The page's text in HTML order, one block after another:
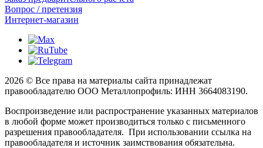
Вопрос / претензия
Интернет-магазин
2026 © Все права на материалы сайта принадлежат
правообладателю ООО Металлопрофиль: ИНН 3664083190.
Воспроизведение или распространение указанных материалов
в любой форме может производиться только с письменного
разрешения правообладателя. При использовании ссылка на
правообладателя и источник заимствования обязательна.